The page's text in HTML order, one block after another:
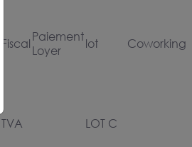
Fiscal Paiement
Loyer
lot Coworking
TVA LOT C